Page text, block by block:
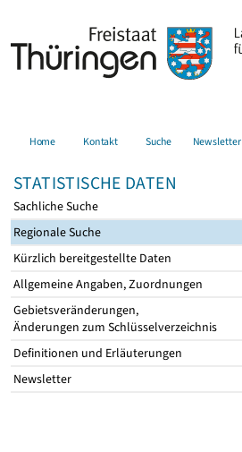
Home Kontakt Suche Newsletter
STATISTISCHE DATEN
Sachliche Suche
Regionale Suche
Kürzlich bereitgestellte Daten
Allgemeine Angaben, Zuordnungen
Gebietsveränderungen,
Änderungen zum Schlüsselverzeichnis
Definitionen und Erläuterungen
Newsletter